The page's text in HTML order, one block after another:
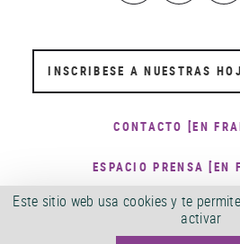
INSCRIBESE A NUESTRAS
CONTACTO [EN
ESPACIO PRENSA [EN
ALQUILER DE ESPACIOS Y
Este sitio web usa cookies y te
activar